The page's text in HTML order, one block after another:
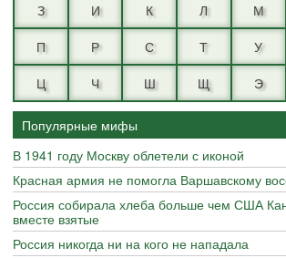
З
И К Л М
П
Р С Т У
Ц
Ч Ш Щ Э
Популярные мифы
В 1941 году Москву облетели с иконой
Красная армия не помогла Варшавскому
Россия собирала хлеба больше чем США
вместе взятые
Россия никогда ни на кого не нападала